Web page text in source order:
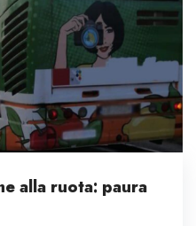
alla ruota: paura